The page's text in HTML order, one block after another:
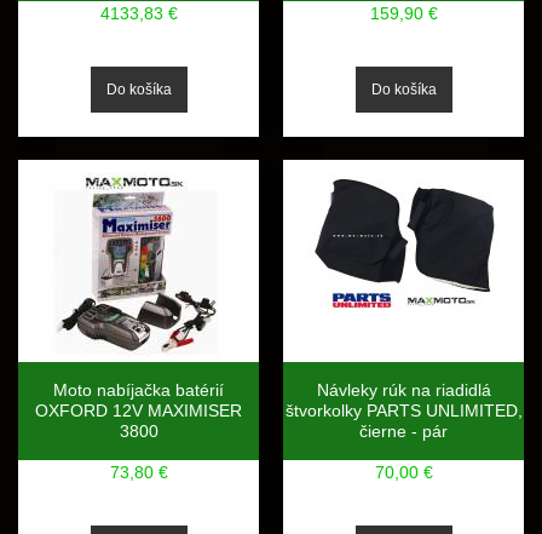
4133,83 € 159,90 €
Moto nabíjačka batérií
OXFORD 12V MAXIMISER
3800
73,80 €
Návleky rúk na riadidlá
štvorkolky PARTS UNLIMITED,
čierne - pár
70,00 €